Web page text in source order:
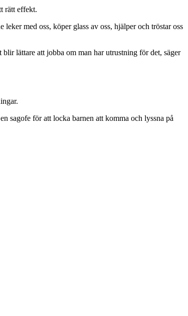
rätt effekt.
med oss, köper glass av oss, hjälper och tröstar oss
lättare att jobba om man har utrustning för det, säger
sagofe för att locka barnen att komma och lyssna på